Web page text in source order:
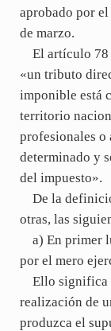
aprobado por
de marzo.
El artículo 78
«un tributo
imponible está
territorio
profesionales o
determinado y
del impuesto».
De la
otras, las
a) En primer
por el mero
Ello significa
realización de
produzca el